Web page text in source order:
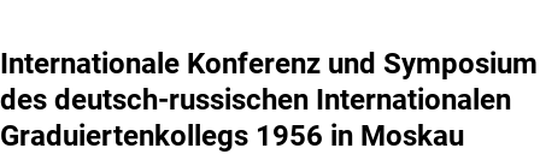
Internationale Konferenz und Symposium
des deutsch-russischen Internationalen
Graduiertenkollegs 1956 in Moskau